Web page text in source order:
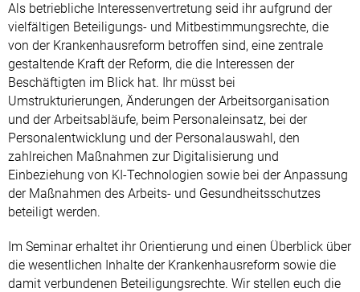
Als betriebliche Interessenvertretung seid ihr aufgrund der
vielfältigen Beteiligungs- und Mitbestimmungsrechte, die
von der Krankenhausreform betroffen sind, eine zentrale
gestaltende Kraft der Reform, die die Interessen der
Beschäftigten im Blick hat. Ihr müsst bei
Umstrukturierungen, Änderungen der Arbeitsorganisation
und der Arbeitsabläufe, beim Personaleinsatz, bei der
Personalentwicklung und der Personalauswahl, den
zahlreichen Maßnahmen zur Digitalisierung und
Einbeziehung von KI-Technologien sowie bei der Anpassung
der Maßnahmen des Arbeits- und Gesundheitsschutzes
beteiligt werden.
Im Seminar erhaltet ihr Orientierung und einen Überblick über
die wesentlichen Inhalte der Krankenhausreform sowie die
damit verbundenen Beteiligungsrechte. Wir stellen euch die